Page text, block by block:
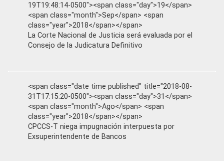
19T19:48:14-0500"><span class="day">19</span>
<span class="month">Sep</span> <span
class="year">2018</span></span>
La Corte Nacional de Justicia será evaluada por el
Consejo de la Judicatura Definitivo
<span class="date time published" title="2018-08-
31T17:15:20-0500"><span class="day">31</span>
<span class="month">Ago</span> <span
class="year">2018</span></span>
CPCCS-T niega impugnación interpuesta por
Exsuperintendente de Bancos